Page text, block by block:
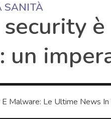
SANITÀ
un
Malware: Le Ultime News